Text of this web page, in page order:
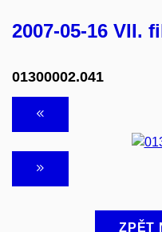
2007-05-16 VII.
01300002.041
ZPĚT